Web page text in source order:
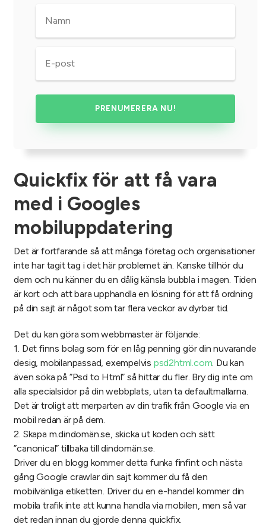
post *
Quickfix för att få vara
med i Googles
mobiluppdatering
Det är fortfarande så att många företag och organisationer
inte har tagit tag i det här problemet än. Kanske tillhör du
dem och nu känner du en dålig känsla bubbla i magen. Tiden
är kort och att bara upphandla en lösning för att få ordning
på din sajt är något som tar flera veckor av dyrbar tid.
Det du kan göra som webbmaster är följande:
1. Det finns bolag som för en låg penning gör din nuvarande
desig, mobilanpassad, exempelvis psd2html.com . Du kan
även söka på ”Psd to Html” så hittar du fler. Bry dig inte om
alla specialsidor på din webbplats, utan ta defaultmallarna.
Det är troligt att merparten av din trafik från Google via en
mobil redan är på dem.
2. Skapa m.dindomän.se, skicka ut koden och sätt
”canonical” tillbaka till dindomän.se.
Driver du en blogg kommer detta funka finfint och nästa
gång Google crawlar din sajt kommer du få den
mobilvänliga etiketten. Driver du en e-handel kommer din
mobila trafik inte att kunna handla via mobilen, men så var
det redan innan du gjorde denna quickfix.